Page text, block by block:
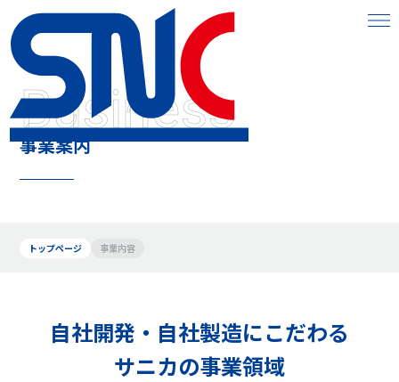
Business
事業案内
トップページ 事業内容
⾃社開発‧⾃社製造にこだわる
サニカの事業領域